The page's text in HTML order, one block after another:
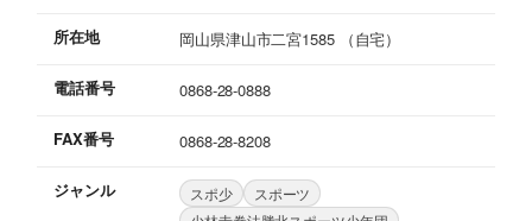
所在地 岡山県津山市二宮1585 （自宅）
電話番号 0868-28-0888
FAX番号 0868-28-8208
ジャンル スポ少
スポーツ